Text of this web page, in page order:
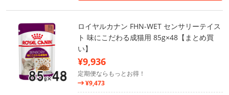
ロイヤルカナン FHN-WET センサリーテイス
ト 味にこだわる成猫用 85g×48【まとめ買
い】
¥9,936
定期便ならもっとお得！
¥9,473